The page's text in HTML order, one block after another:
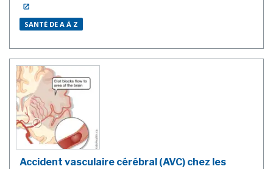
SANTÉ DE A À Z
Accident vasculaire cérébral (AVC) chez les